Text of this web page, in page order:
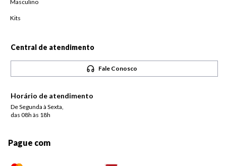
Masculino
Kits
Central de atendimento
Fale Conosco
Horário de atendimento
De Segunda à Sexta,
das 08h às 18h
Pague com